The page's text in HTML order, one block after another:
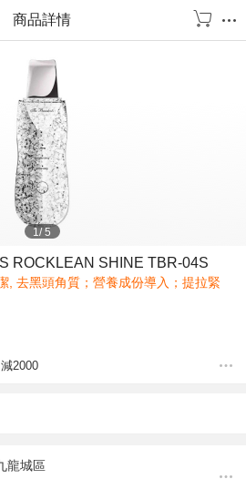
商品詳情
1/ 5
ROCKLEAN SHINE TBR-04S
, 去黑頭角質；營養成份導入；提拉緊
2000
龍城區